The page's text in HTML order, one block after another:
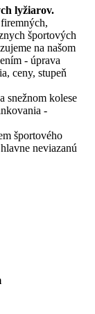
lyžiarov.
športových
na našom
- úprava
ceny, stupeň
snežnom kolese
-
športového
neviazanú